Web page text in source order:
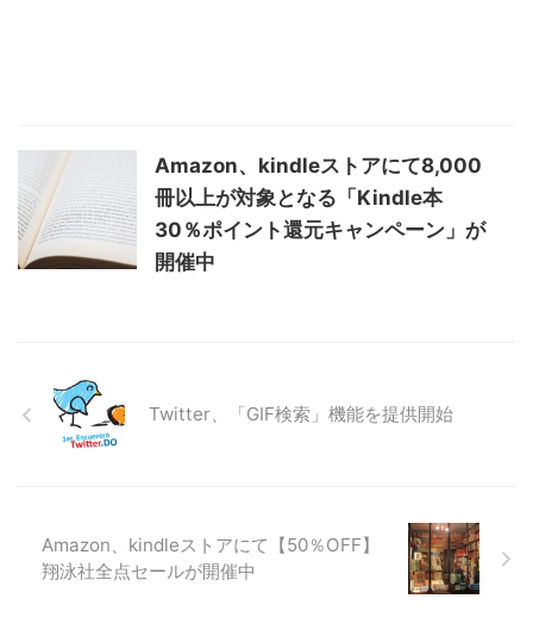
Amazon、kindleストアにて8,000
冊以上が対象となる「Kindle本
30％ポイント還元キャンペーン」が
開催中
Twitter、「GIF検索」機能を提供開始
Amazon、kindleストアにて【50％OFF】
翔泳社全点セールが開催中